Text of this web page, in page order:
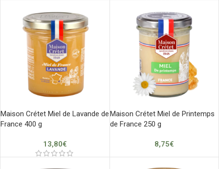
Maison Crétet Miel de Lavande de
France 400 g
13,80€
Maison Crétet Miel de Printemps
de France 250 g
8,75€